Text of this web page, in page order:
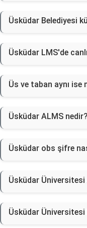
Üsküdar Belediyesi
Üsküdar LMS'de
Üs ve taban aynı ise
Üsküdar ALMS nedir?
Üsküdar obs şifre
Üsküdar Üniversitesi
Üsküdar Üniversitesi